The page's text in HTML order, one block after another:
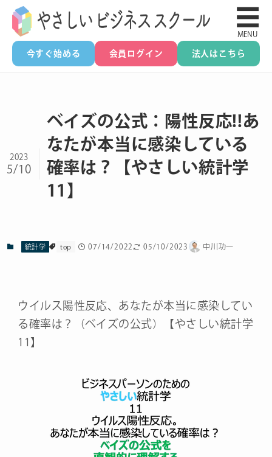
今すぐ始める 会員ログイン 法人はこちら
☰
MENU
ベイズの公式：陽性反応!!あ
なたが本当に感染している
確率は？【やさしい統計学
11】
2023
5/10
統計学 top 07/14/2022 05/10/2023 中川功一
ウイルス陽性反応、あなたが本当に感染してい
る確率は？（ベイズの公式）【やさしい統計学
11】